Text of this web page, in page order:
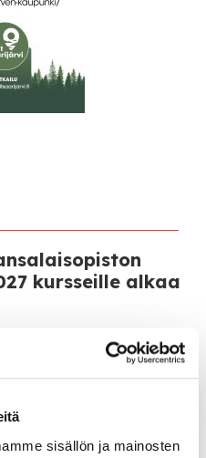
sisällön ja mainosten
kursseille alkaa